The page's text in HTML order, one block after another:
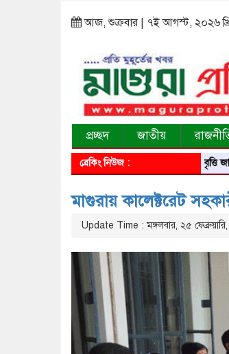
আজ, শুক্রবার | ৭ই আগস্ট, ২০২৬
প্রচ্ছদ জাতীয়
ব্রেকিং নিউজ : আবৃত্তি জাতির
মাগুরায় কালেক্টরেট
Update Time : মঙ্গলবার, ২৫